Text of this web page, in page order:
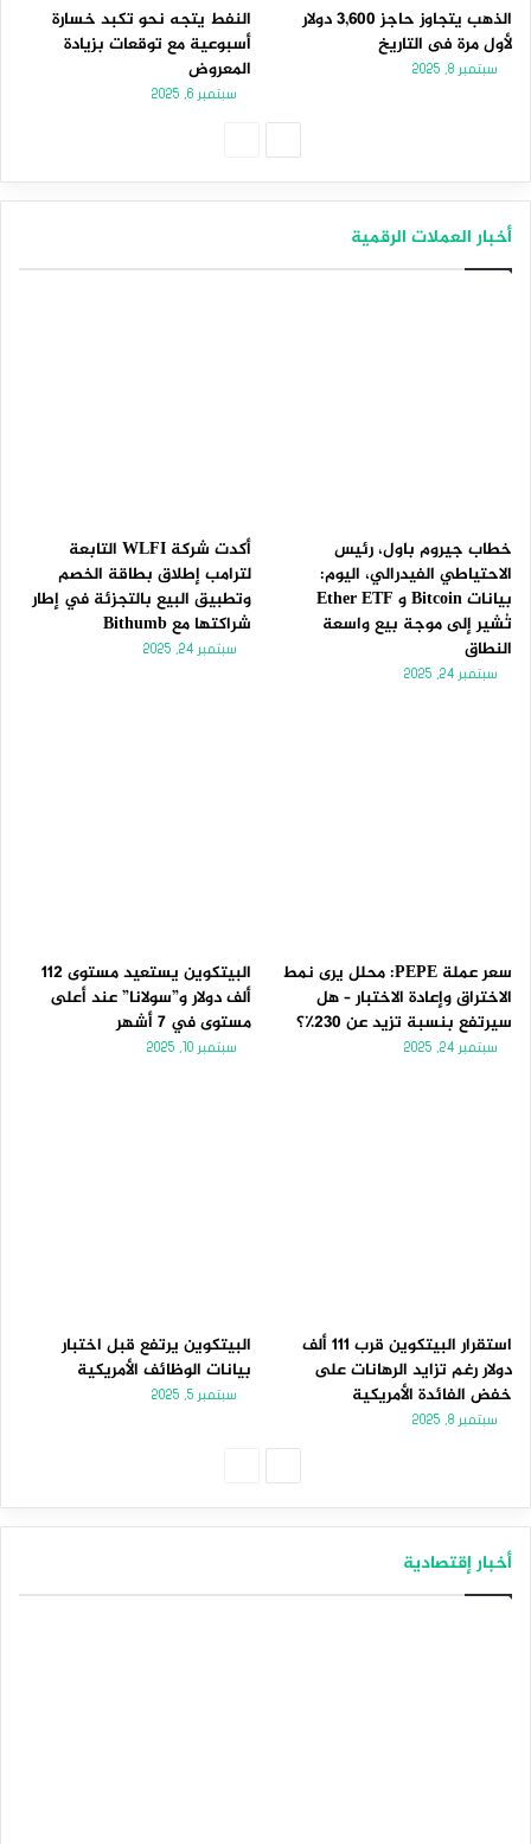
الذهب يتجاوز حاجز 3,600 دولار
لأول مرة فى التاريخ
سبتمبر 8, 2025
النفط يتجه نحو تكبد خسارة
أسبوعية مع توقعات بزيادة
المعروض
سبتمبر 6, 2025
أخبار العملات الرقمية
خطاب جيروم باول، رئيس
الاحتياطي الفيدرالي، اليوم:
بيانات Bitcoin و Ether ETF
تُشير إلى موجة بيع واسعة
النطاق
سبتمبر 24, 2025
أكدت شركة WLFI التابعة
لترامب إطلاق بطاقة الخصم
وتطبيق البيع بالتجزئة في إطار
شراكتها مع Bithumb
سبتمبر 24, 2025
سعر عملة PEPE: محلل يرى نمط
الاختراق وإعادة الاختبار – هل
سيرتفع بنسبة تزيد عن 230٪؟
سبتمبر 24, 2025
البيتكوين يستعيد مستوى 112
ألف دولار و”سولانا” عند أعلى
مستوى في 7 أشهر
سبتمبر 10, 2025
استقرار البيتكوين قرب 111 ألف
دولار رغم تزايد الرهانات على
خفض الفائدة الأمريكية
سبتمبر 8, 2025
البيتكوين يرتفع قبل اختبار
بيانات الوظائف الأمريكية
سبتمبر 5, 2025
أخبار إقتصادية